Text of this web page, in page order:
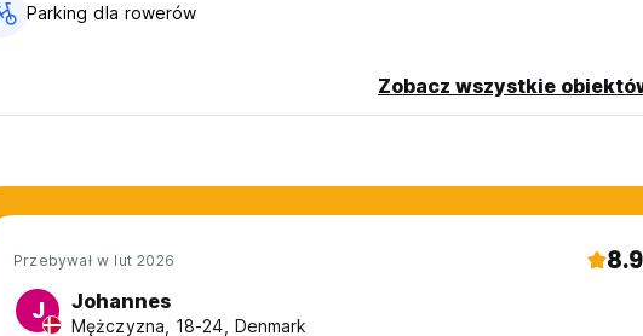
Parking dla rowerów
Zobacz wszystkie
Przebywał w lut 2026 8.9
J Johannes
Mężczyzna, 18-24, Denmark